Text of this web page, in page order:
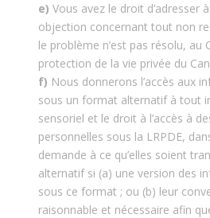
Vous avez le droit d’adresser
objection concernant tout non
le problème n’est pas résolu, au
protection de la vie privée du
Nous donnerons l’accès aux
sous un format alternatif à tout
sensoriel et le droit à l’accès à
personnelles sous la LRPDE,
demande à ce qu’elles soient
alternatif si (a) une version des
sous ce format ; ou (b) leur
raisonnable et nécessaire afin